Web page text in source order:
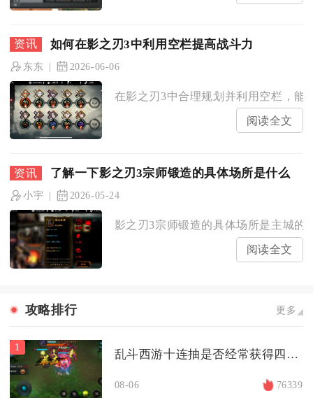
如何在影之刃3中利用空栏提高战斗力
东东 2026-06-06
在影之刃3中合理规划并利用空栏，能
阅读全文
了解一下影之刃3宗师锻造的具体场所是什么
小宇 2026-05-24
影之刃3宗师锻造的具体场所是主城的
阅读全文
攻略排行 更多
1
乱斗西游十连抽是否经常获得四星英雄
08-06 76339